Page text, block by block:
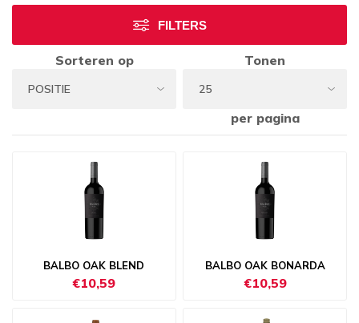
FILTERS
Sorteren op Tonen
per pagina
BALBO OAK BLEND
€10,59
BALBO OAK BONARDA
€10,59